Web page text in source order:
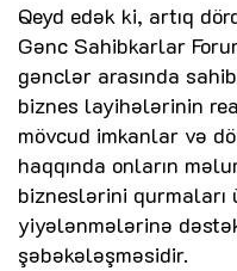
Qeyd edək ki, artıq
Gənc Sahibkarlar
gənclər arasında
biznes layihələrinin
mövcud imkanlar və
haqqında onların
bizneslərini
yiyələnmələrinə
şəbəkələşməsidir.